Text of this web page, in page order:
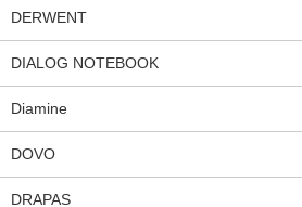
DERWENT
DIALOG NOTEBOOK
Diamine
DOVO
DRAPAS